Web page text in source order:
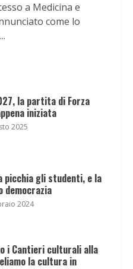
a Medicina e
come lo
la partita di Forza
iniziata
2025
picchia gli studenti, e la
democrazia
2024
i Cantieri culturali alla
la cultura in